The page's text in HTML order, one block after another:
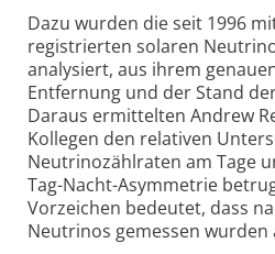
Dazu wurden die seit 1996
registrierten solaren
analysiert, aus ihrem
Entfernung und der Stand
Daraus ermittelten Andrew
Kollegen den relativen
Neutrinozählraten am Tage
Tag-Nacht-Asymmetrie
Vorzeichen bedeutet, dass
Neutrinos gemessen wurden